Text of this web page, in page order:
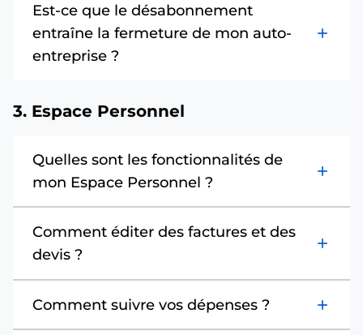
Est-ce que le désabonnement
entraîne la fermeture de mon auto-
entreprise ?
add
3. Espace Personnel
Quelles sont les fonctionnalités de
mon Espace Personnel ?
add
Comment éditer des factures et des
devis ?
add
Comment suivre vos dépenses ? add